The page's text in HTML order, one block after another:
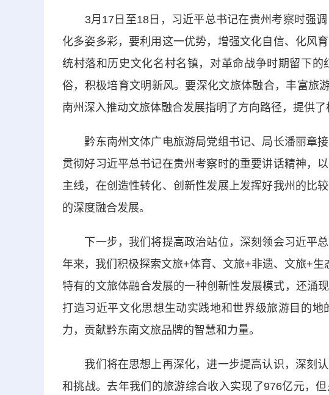
3月17日至18日，习近平总书记在贵州考察时强调
化多姿多彩，要利用这一优势，增强文化自信、化风
统村落和历史文化名村名镇，对革命战争时期留下
俗，积极培育文明新风。要深化文旅体融合，丰富旅
南州深入推动文旅体融合发展指明了方向路径，提供了
黔东南州文体广电旅游局党组书记、局长潘丽章接
贯彻好习近平总书记在贵州考察时的重要讲话精神，
主线，在创造性转化、创新性发展上发挥好我州的比
的深度融合发展。
下一步，我们将提高政治站位，深刻领会习近平总
年来，我们积极探索文旅+体育、文旅+非遗、文旅+
特有的文旅体融合发展的一种创新性发展模式，还涌
打造习近平文化思想生动实践地和世界级旅游目的
力，贡献黔东南文旅品牌的智慧和力量。
我们将在思想上再深化，进一步提高认识，深刻认
和挑战。去年我们的旅游综合收入实现了976亿元，